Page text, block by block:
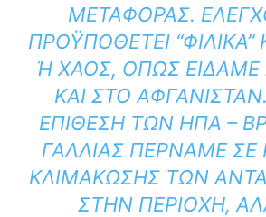
ΜΕΤΑΦΟΡΆΣ.
ΠΡΟΫΠΟΘΈΤΕΙ
Ή ΧΆΟΣ, ΌΠΩΣ ΕΊΔΑΜΕ
ΑΙ ΣΤΟ ΑΦΓΑΝΙΣΤΆΝ.
ΠΊΘΕΣΗ ΤΩΝ ΗΠΑ –
ΑΛΛΊΑΣ ΠΕΡΝΆΜΕ ΣΕ
ΛΙΜΆΚΩΣΗΣ ΤΩΝ
ΤΗΝ ΠΕΡΙΟΧΉ,